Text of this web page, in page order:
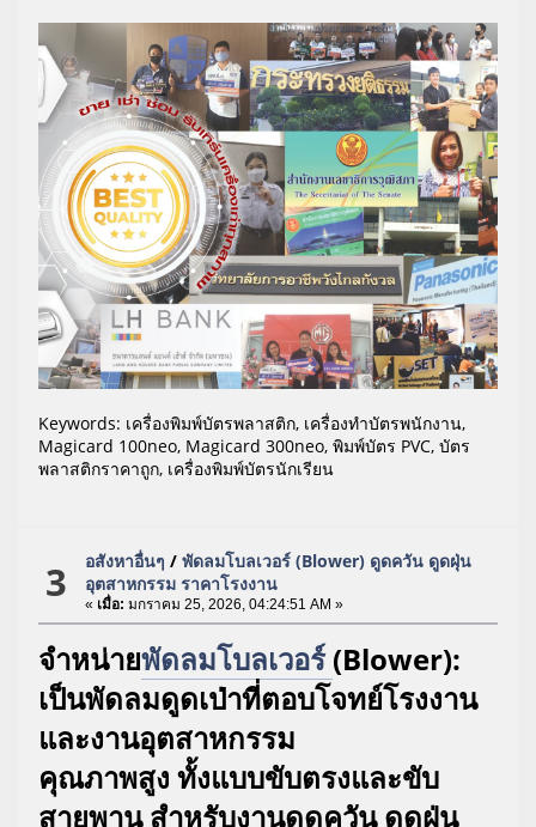
Keywords: เครื่องพิมพ์บัตรพลาสติก, เครื่องทำบัตรพนักงาน,
Magicard 100neo, Magicard 300neo, พิมพ์บัตร PVC, บัตร
พลาสติกราคาถูก, เครื่องพิมพ์บัตรนักเรียน
3 อสังหาอื่นๆ /พัดลมโบลเวอร์ (Blower) ดูดควัน ดูดฝุ่น
อุตสาหกรรม ราคาโรงงาน
« เมื่อ: มกราคม 25, 2026, 04:24:51 AM »
จำหน่ายพัดลมโบลเวอร์(Blower):
เป็นพัดลมดูดเป่าที่ตอบโจทย์โรงงาน
และงานอุตสาหกรรม
คุณภาพสูง ทั้งแบบขับตรงและขับ
สายพาน สำหรับงานดูดควัน ดูดฝุ่น